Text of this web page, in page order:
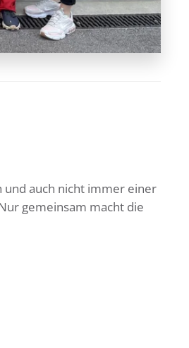
und auch nicht immer einer
gemeinsam macht die